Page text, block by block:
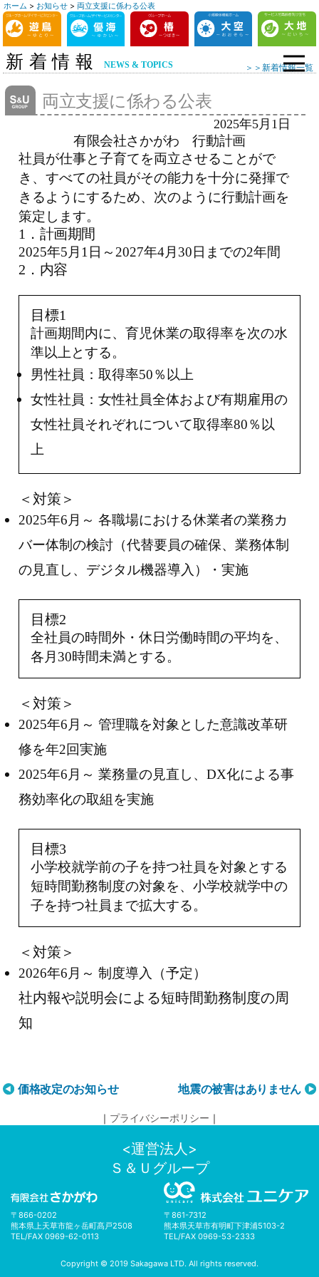
コ
ン
テ
ン
ツ
へ
ホーム > お知らせ > 両立支援に係わる公表
新着情報 NEWS & TOPICS ＞＞新着情報一覧
両立支援に係わる公表
2025年5月1日
有限会社さかがわ 行動計画
社員が仕事と子育てを両立させることがで
き、すべての社員がその能力を十分に発揮で
きるようにするため、次のように行動計画を
策定します。
1．計画期間
2025年5月1日～2027年4月30日までの2年間
2．内容
目標1
計画期間内に、育児休業の取得率を次の水
準以上とする。
男性社員：取得率50％以上
女性社員：女性社員全体および有期雇用の
女性社員それぞれについて取得率80％以
上
＜対策＞
2025年6月～ 各職場における休業者の業務カ
バー体制の検討（代替要員の確保、業務体制
の見直し、デジタル機器導入）・実施
目標2
全社員の時間外・休日労働時間の平均を、
各月30時間未満とする。
＜対策＞
2025年6月～ 管理職を対象とした意識改革研
修を年2回実施
2025年6月～ 業務量の見直し、DX化による事
務効率化の取組を実施
目標3
小学校就学前の子を持つ社員を対象とする
短時間勤務制度の対象を、小学校就学中の
子を持つ社員まで拡大する。
＜対策＞
2026年6月～ 制度導入（予定）
社内報や説明会による短時間勤務制度の周
知
投
ナ
ョ
ン
価格改定のお知らせ 地震の被害はありません
｜ プライバシーポリシー ｜
<運営法人>
Ｓ＆Ｕグループ
〒866-0202
熊本県上天草市龍ヶ岳町髙戸2508
TEL/FAX 0969-62-0113
〒861-7312
熊本県天草市有明町下津浦5103-2
TEL/FAX 0969-53-2333
Copyright © 2019 Sakagawa LTD. All rights reserved.